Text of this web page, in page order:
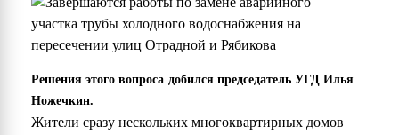
Решения этого вопроса добился председатель УГД Илья
Ножечкин.
Жители сразу нескольких многоквартирных домов